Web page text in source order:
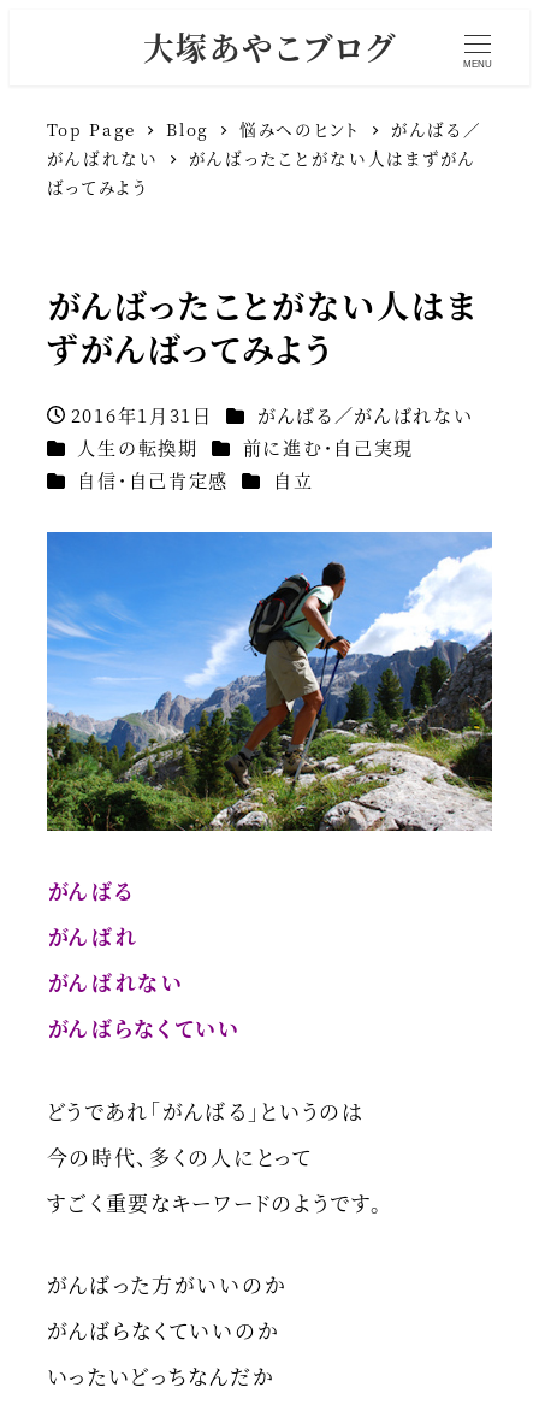
大塚あやこブログ MENU
Top Page Blog 悩みへのヒント
がんばる／
がんばれない
がんばったことがない人はまずがん
ばってみよう
がんばったことがない人はま
ずがんばってみよう
投稿日
2016年1月31日 カテゴリー
がんばる／がんばれない
カテゴリー
人生の転換期 カテゴリー
前に進む・自己実現
カテゴリー
自信・自己肯定感 カテゴリー
自立
がんばる
がんばれ
がんばれない
がんばらなくていい
どうであれ「がんばる」というのは
今の時代、多くの人にとって
すごく重要なキーワードのようです。
がんばった方がいいのか
がんばらなくていいのか
いったいどっちなんだか